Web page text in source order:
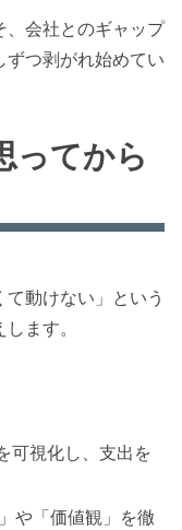
、会社とのギャップ
ずつ剥がれ始めてい
ってから
動けない」という
ます。
可視化し、支出を
や「価値観」を徹